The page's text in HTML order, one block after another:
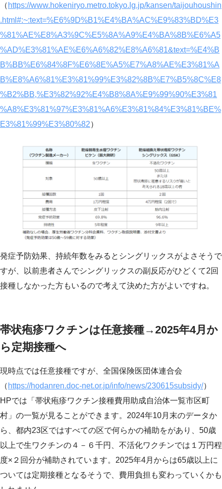
（ https://www.hokeniryo.metro.tokyo.lg.jp/kansen/taijouhoushin
.html#:~:text=%E6%9D%B1%E4%BA%AC%E9%83%BD%E3
%81%AE%E8%A3%9C%E5%8A%A9%E4%BA%8B%E6%A5
%AD%E3%81%AE%E6%A6%82%E8%A6%81&text=%E4%B
B%BB%E6%84%8F%E6%8E%A5%E7%A8%AE%E3%81%A
B%E8%A6%81%E3%81%99%E3%82%8B%E7%B5%8C%E8
%B2%BB,%E3%82%92%E4%B8%8A%E9%99%90%E3%81
%A8%E3%81%97%E3%81%A6%E3%81%84%E3%81%BE%
E3%81%99%E3%80%82）
発症予防効果、持続年数をみるとシングリックスがよさそうで
すが、以前患者さんでシングリックスの副反応がひどくて2回
接種しなかった方もいるので考えて決めた方がよいですね。
帯状疱疹ワクチンは任意接種→2025年4月か
ら定期接種へ
現時点では任意接種ですが、全国保険医団体連合会
（ https://hodanren.doc-net.or.jp/info/news/230615subsidy/）
HPでは「帯状疱疹ワクチン接種費用助成自治体一覧市区町
村」の一覧が見ることができます。2024年10月末のデータか
ら、都内23区ではすべての区で何らかの補助をがあり、50歳
以上で生ワクチンの４－６千円、不活化ワクチンでは１万円程
度×２回分が補助されています。2025年4月からは65歳以上に
ついては定期接種となるそうで、費用負担も変わっていくかも